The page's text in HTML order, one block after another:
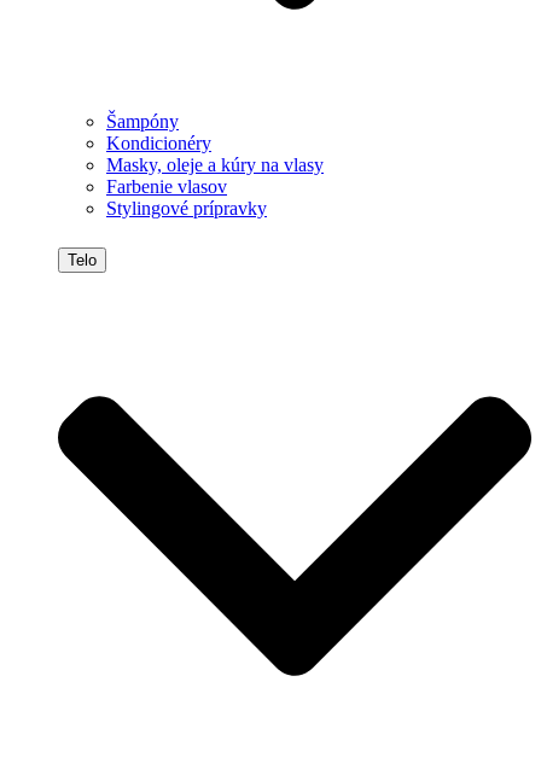
Šampóny
Kondicionéry
Masky, oleje a kúry na vlasy
Farbenie vlasov
Stylingové prípravky
Telo